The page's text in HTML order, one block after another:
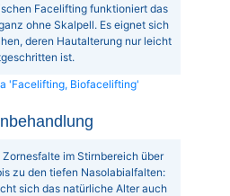
Facelifting funktioniert das
ohne Skalpell. Es eignet sich
deren Hautalterung nur leicht
ist.
'Facelifting, Biofacelifting'
im Stirnbereich über
zu den tiefen Nasolabialfalten:
sich das natürliche Alter auch